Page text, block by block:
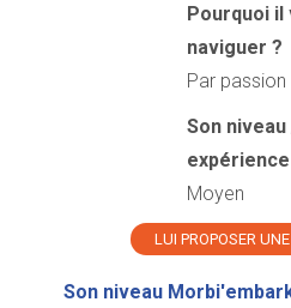
Pourquoi il
naviguer ?
Par passion
Son niveau
Moyen
LUI PROPOSER
Son niveau